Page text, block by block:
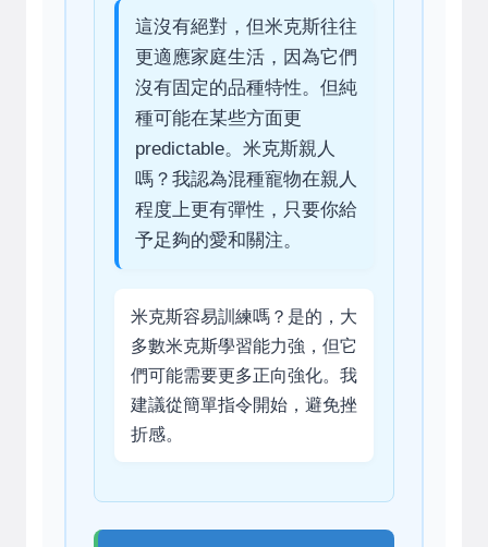
這沒有絕對，但米克斯往往
更適應家庭生活，因為它們
沒有固定的品種特性。但純
種可能在某些方面更
predictable。米克斯親人
嗎？我認為混種寵物在親人
程度上更有彈性，只要你給
予足夠的愛和關注。
米克斯容易訓練嗎？是的，大
多數米克斯學習能力強，但它
們可能需要更多正向強化。我
建議從簡單指令開始，避免挫
折感。